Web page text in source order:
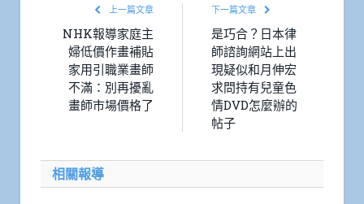
上一篇文章
NHK報導家庭主
婦低價作畫補貼
家用引職業畫師
不滿：別再擾亂
畫師市場價格了
下一篇文章
是巧合？日本律
師諮詢網站上出
現疑似和月伸宏
求問持有兒童色
情DVD怎麼辦的
帖子
相關報導